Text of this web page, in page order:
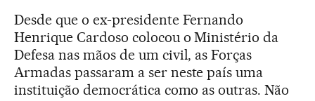
Desde que o ex-presidente Fernando
Henrique Cardoso colocou o Ministério da
Defesa nas mãos de um civil, as Forças
Armadas passaram a ser neste país uma
instituição democrática como as outras. Não